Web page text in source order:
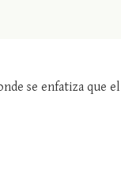
se enfatiza que